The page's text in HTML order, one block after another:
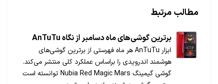
مطالب مرتبط
برترین گوشی‌های ماه دسامبر از نگاه AnTuTu
ابزار AnTuTu هر ماه فهرستی از برترین گوشی‌های
هوشمند اندرویدی را براساس عملکرد کلی منتشر می‌کند.
گوشی گیمینگ Nubia Red Magic Mars توانسته است